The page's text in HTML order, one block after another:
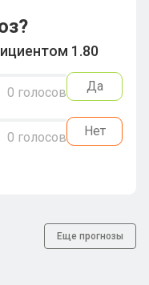
1.80
0 голосов Да
0 голосов Нет
Еще прогнозы